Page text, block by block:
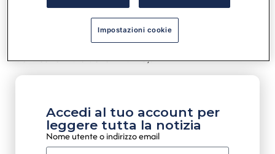
riferimento agli effetti dell’emergenza da COVID-19
sui fabbisogni di spesa e sulle minori entrate, al netto
delle minori spese (News del 22 agosto 2024 Ministero
dell’Economia e delle Finanze).
Accedi al tuo account per
leggere tutta la notizia
Nome utente o indirizzo email
Impostazioni cookie